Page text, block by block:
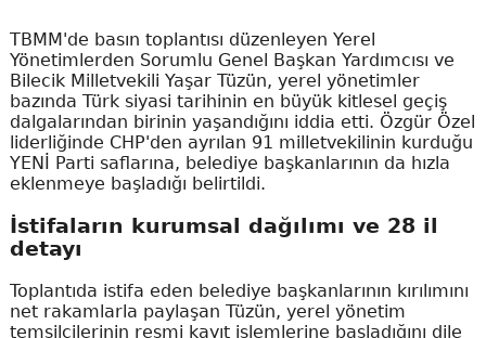
TBMM'de basın toplantısı düzenleyen Yerel
Yönetimlerden Sorumlu Genel Başkan Yardımcısı ve
Bilecik Milletvekili Yaşar Tüzün, yerel yönetimler
bazında Türk siyasi tarihinin en büyük kitlesel geçiş
dalgalarından birinin yaşandığını iddia etti. Özgür Özel
liderliğinde CHP'den ayrılan 91 milletvekilinin kurduğu
YENİ Parti saflarına, belediye başkanlarının da hızla
eklenmeye başladığı belirtildi.
İstifaların kurumsal dağılımı ve 28 il
detayı
Toplantıda istifa eden belediye başkanlarının kırılımını
net rakamlarla paylaşan Tüzün, yerel yönetim
temsilcilerinin resmi kayıt işlemlerine başladığını dile